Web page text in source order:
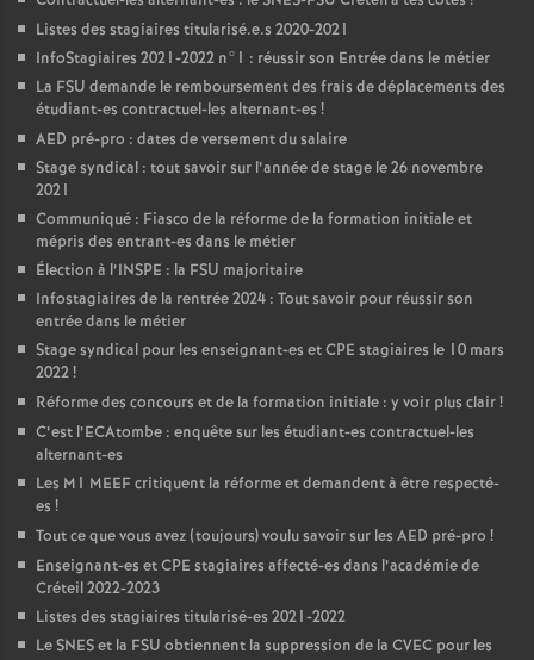
Listes des stagiaires titularisé.e.s 2020-2021
InfoStagiaires 2021-2022 n°1 : réussir son Entrée dans le métier
La FSU demande le remboursement des frais de déplacements des
étudiant-es contractuel-les alternant-es !
AED pré-pro : dates de versement du salaire
Stage syndical : tout savoir sur l’année de stage le 26 novembre
2021
Communiqué : Fiasco de la réforme de la formation initiale et
mépris des entrant-es dans le métier
Élection à l’INSPE : la FSU majoritaire
Infostagiaires de la rentrée 2024 : Tout savoir pour réussir son
entrée dans le métier
Stage syndical pour les enseignant-es etCPE stagiaires le 10 mars
2022!
Réforme des concours et de la formation initiale : y voir plus clair!
C’est l’ECAtombe : enquête sur les étudiant-es contractuel-les
alternant-es
Les M1 MEEFcritiquent la réforme et demandent à être respecté-
es !
Tout ce que vous avez (toujours) voulu savoir sur les AED pré-pro !
Enseignant-es etCPE stagiaires affecté-es dans l’académie de
Créteil 2022-2023
Listes des stagiaires titularisé-es 2021-2022
LeSNESet la FSU obtiennent la suppression de la CVEC pour les